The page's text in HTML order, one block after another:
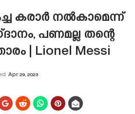
കരാർ നൽകാമെന്ന്
പണമല്ല തന്റെ
| Lionel Messi
Apr 29, 2023